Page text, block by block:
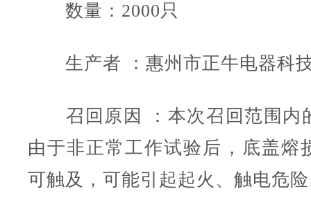
数量：2000只
生产者 ：惠州市正牛电器科
召回原因 ：本次召回范围内
由于非正常工作试验后，底盖熔
可触及，可能引起起火、触电危